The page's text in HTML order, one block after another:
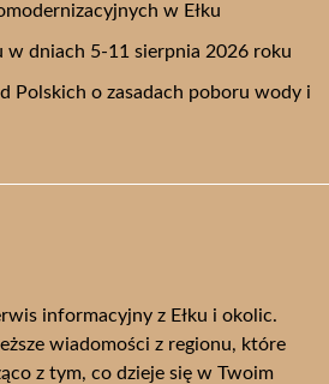
w Ełku
w dniach 5-11 sierpnia 2026 roku
Polskich o zasadach poboru wody i
informacyjny z Ełku i okolic.
wiadomości z regionu, które
z tym, co dzieje się w Twoim